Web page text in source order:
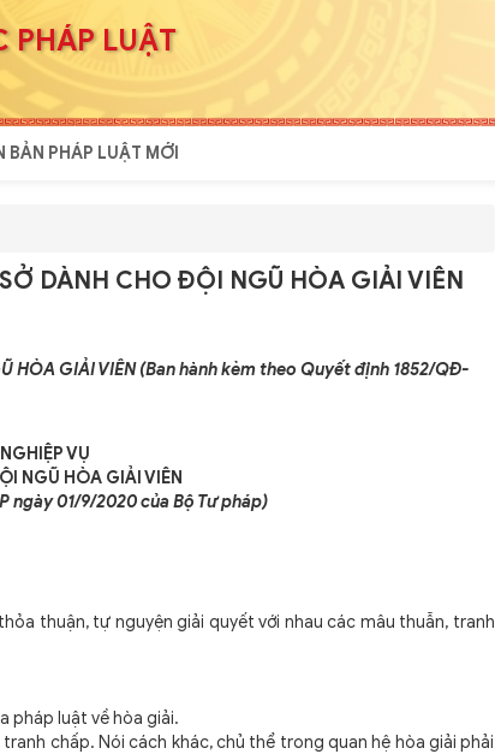
PHÁP LUẬT
BẢN PHÁP LUẬT MỚI
DÀNH CHO ĐỘI NGŨ HÒA GIẢI VIÊN
HÒA GIẢI VIÊN (Ban hành kèm theo Quyết định 1852/QĐ-
VỤ
NGŨ HÒA GIẢI VIÊN
ngày 01/9/2020 của Bộ Tư pháp)
thuận, tự nguyện giải quyết với nhau các mâu thuẫn, tranh
pháp luật về hòa giải.
chấp. Nói cách khác, chủ thể trong quan hệ hòa giải phải